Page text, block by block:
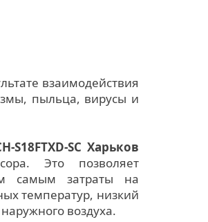
взаимодействия
пыльца, вирусы и
S18FTXD-SC Харьков
Это позволяет
самым затраты на
температур, низкий
воздуха.